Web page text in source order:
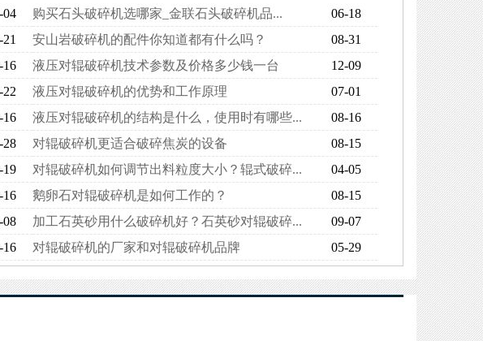
04 购买石头破碎机选哪家_金联石头破碎机品...
06-18
安山岩破碎机的配件你知道都有什么吗？
08-31
16 液压对辊破碎机技术参数及价格多少钱一台
12-09
22 液压对辊破碎机的优势和工作原理
07-01
16 液压对辊破碎机的结构是什么，使用时有哪些...
08-16
28 对辊破碎机更适合破碎焦炭的设备
08-15
19 对辊破碎机如何调节出料粒度大小？辊式破碎...
04-05
16 鹅卵石对辊破碎机是如何工作的？
08-15
08 加工石英砂用什么破碎机好？石英砂对辊破碎...
09-07
16 对辊破碎机的厂家和对辊破碎机品牌 05-29